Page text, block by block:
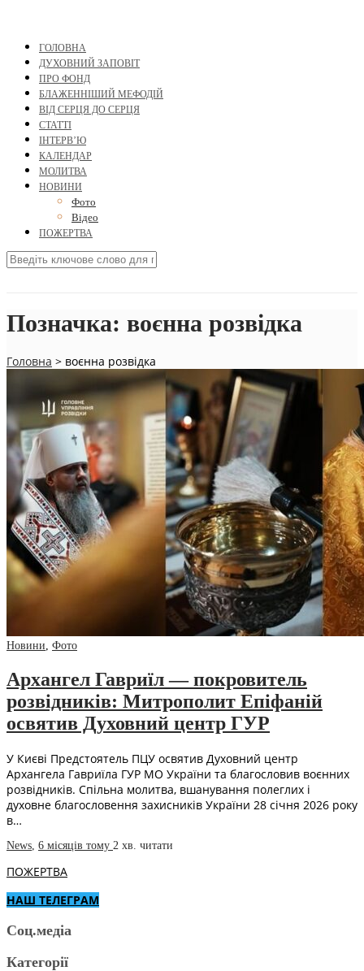
ГОЛОВНА
ДУХОВНИЙ ЗАПОВІТ
ПРО ФОНД
БЛАЖЕННІШИЙ МЕФОДІЙ
ВІД СЕРЦЯ ДО СЕРЦЯ
СТАТТІ
ІНТЕРВ’Ю
КАЛЕНДАР
МОЛИТВА
НОВИНИ
Фото
Відео
ПОЖЕРТВА
Позначка: воєнна розвідка
Головна > воєнна розвідка
Новини, Фото
Архангел Гавриїл — покровитель
розвідників: Митрополит Епіфаній
освятив Духовний центр ГУР
У Києві Предстоятель ПЦУ освятив Духовний центр
Архангела Гавриїла ГУР МО України та благословив воєнних
розвідників. Спільна молитва, вшанування полеглих і
духовне благословення захисників України 28 січня 2026 року
в…
News, 6 місяців тому 2 хв. читати
ПОЖЕРТВА
НАШ ТЕЛЕГРАМ
Соц.медіа
Категорії